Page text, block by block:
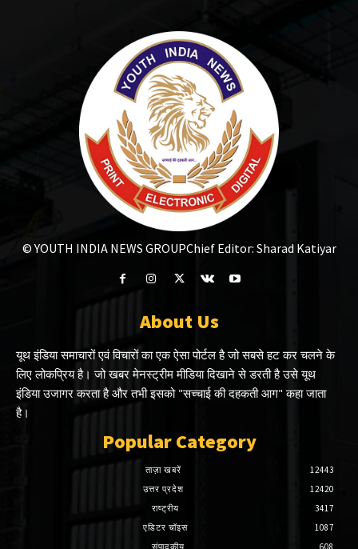
© YOUTH INDIA NEWS GROUPChief Editor: Sharad Katiyar
About Us
यूथ इंडिया समाचारों एवं विचारों का एक ऐसा पोर्टल है जो सबसे हट कर चलने के
लिए लोकप्रिय है। जो खबर मेनस्ट्रीम मीडिया दिखाने से डरती है उसे यूथ
इंडिया उजागर करता है और तभी इसको "सच्चाई की दहकती आग" कहा जाता
है।
Popular Category
ताज़ा खबरें
12443
उत्तर प्रदेश
12420
राष्ट्रीय
3417
एडिटर चॉइस
1087
संपादकीय
608